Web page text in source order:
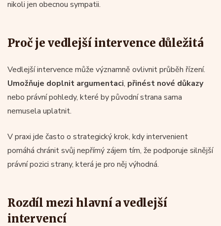
nikoli jen obecnou sympatii.
Proč je vedlejší intervence důležitá
Vedlejší intervence může významně ovlivnit průběh řízení.
Umožňuje doplnit argumentaci, přinést nové důkazy
nebo právní pohledy, které by původní strana sama
nemusela uplatnit.
V praxi jde často o strategický krok, kdy intervenient
pomáhá chránit svůj nepřímý zájem tím, že podporuje silnější
právní pozici strany, která je pro něj výhodná.
Rozdíl mezi hlavní a vedlejší
intervencí